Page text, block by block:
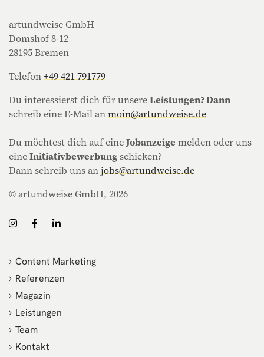
artundweise GmbH
Domshof 8-12
28195 Bremen
Telefon+49 421 791779
Du interessierst dich für unsereLeistungen? Dann
schreib eine E-Mail anmoin@artundweise.de
Du möchtest dich auf eineJobanzeige melden oder uns
eineInitiativbewerbungschicken?
Dann schreib uns anjobs@artundweise.de
© artundweise GmbH, 2026
Content Marketing
Referenzen
Magazin
Leistungen
Team
Kontakt